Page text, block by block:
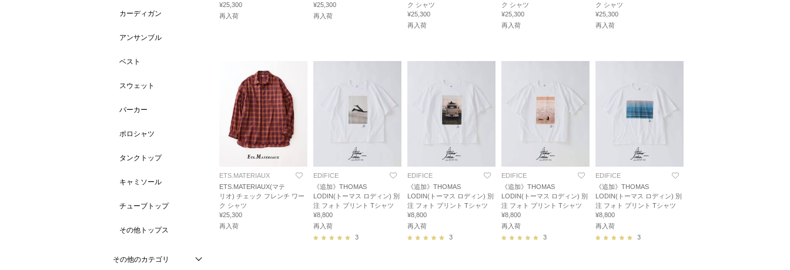
カーディガン
アンサンブル
ベスト
スウェット
パーカー
ポロシャツ
タンクトップ
キャミソール
チューブトップ
その他トップス
その他のカテゴリ
¥25,300
再入荷
¥25,300
再入荷
ク シャツ
¥25,300
再入荷
ク シャツ
¥25,300
再入荷
ク シャツ
¥25,300
再入荷
ETS.MATERIAUX
ETS.MATERIAUX(マテ
リオ) チェック フレンチ ワー
ク シャツ
¥25,300
再入荷
EDIFICE
《追加》THOMAS
LODIN(トーマス ロディン) 別
注 フォト プリント Tシャツ
¥8,800
再入荷
3
EDIFICE
《追加》THOMAS
LODIN(トーマス ロディン) 別
注 フォト プリント Tシャツ
¥8,800
再入荷
3
EDIFICE
《追加》THOMAS
LODIN(トーマス ロディン) 別
注 フォト プリント Tシャツ
¥8,800
再入荷
3
EDIFICE
《追加》THOMAS
LODIN(トーマス ロディン) 別
注 フォト プリント Tシャツ
¥8,800
再入荷
3